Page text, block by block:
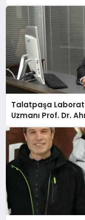
Talatpaşa
Uzmanı Prof. Dr.